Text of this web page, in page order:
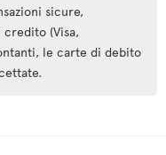
sicure,
(Visa,
le carte di debito